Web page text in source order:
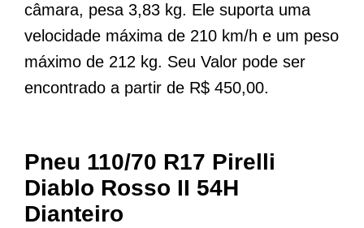
câmara, pesa 3,83 kg. Ele suporta uma
velocidade máxima de 210 km/h e um peso
máximo de 212 kg. Seu Valor pode ser
encontrado a partir de R$ 450,00.
Pneu 110/70 R17 Pirelli
Diablo Rosso II 54H
Dianteiro